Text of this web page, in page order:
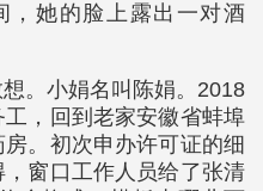
，她的脸上露出一对酒
。小娟名叫陈娟。2018
，回到老家安徽省蚌埠
。初次申办许可证的细
窗口工作人员给了张清